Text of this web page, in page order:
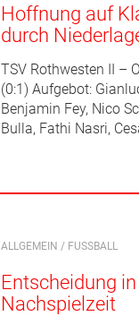
Hoffnung auf
durch
TSV Rothwesten II –
(0:1) Aufgebot:
Benjamin Fey, Nico
Bulla, Fathi Nasri,
ALLGEMEIN / FUSSBALL
Entscheidung
Nachspielzeit